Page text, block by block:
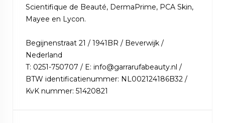
Scientifique de Beauté, DermaPrime, PCA Skin,
Mayee en Lycon.
Begijnenstraat 21 / 1941BR / Beverwijk /
Nederland
T: 0251-750707 / E: info@garrarufabeauty.nl /
BTW identificatienummer: NL002124186B32 /
KvK nummer: 51420821